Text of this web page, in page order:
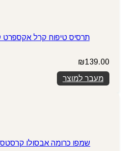
תרסיס טיפוח קרל אקספרט
₪139.00
מעבר למוצר
שמפו כרומה אבסולו קרסטס CHROMA ABSOLU